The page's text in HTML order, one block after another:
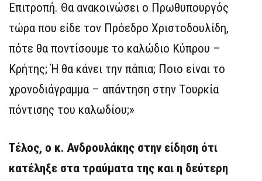
Επιτροπή. Θα ανακοινώσει ο Πρωθυπουργός
τώρα που είδε τον Πρόεδρο Χριστοδουλίδη,
πότε θα ποντίσουμε το καλώδιο Κύπρου –
Κρήτης; Ή θα κάνει την πάπια; Ποιο είναι το
χρονοδιάγραμμα – απάντηση στην Τουρκία
πόντισης του καλωδίου;»
Τέλος, ο κ. Ανδρουλάκης στην είδηση ότι
κατέληξε στα τραύματα της και η δεύτερη